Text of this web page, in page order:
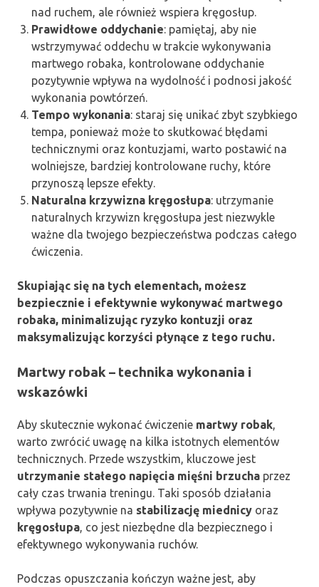
nad ruchem, ale również wspiera kręgosłup.
Prawidłowe oddychanie: pamiętaj, aby nie
wstrzymywać oddechu w trakcie wykonywania
martwego robaka, kontrolowane oddychanie
pozytywnie wpływa na wydolność i podnosi jakość
wykonania powtórzeń.
Tempo wykonania: staraj się unikać zbyt szybkiego
tempa, ponieważ może to skutkować błędami
technicznymi oraz kontuzjami, warto postawić na
wolniejsze, bardziej kontrolowane ruchy, które
przynoszą lepsze efekty.
Naturalna krzywizna kręgosłupa: utrzymanie
naturalnych krzywizn kręgosłupa jest niezwykle
ważne dla twojego bezpieczeństwa podczas całego
ćwiczenia.
Skupiając się na tych elementach, możesz
bezpiecznie i efektywnie wykonywać martwego
robaka, minimalizując ryzyko kontuzji oraz
maksymalizując korzyści płynące z tego ruchu.
Martwy robak – technika wykonania i
wskazówki
Aby skutecznie wykonać ćwiczenie martwy robak,
warto zwrócić uwagę na kilka istotnych elementów
technicznych. Przede wszystkim, kluczowe jest
utrzymanie stałego napięcia mięśni brzucha przez
cały czas trwania treningu. Taki sposób działania
wpływa pozytywnie na stabilizację miednicy oraz
kręgosłupa, co jest niezbędne dla bezpiecznego i
efektywnego wykonywania ruchów.
Podczas opuszczania kończyn ważne jest, aby